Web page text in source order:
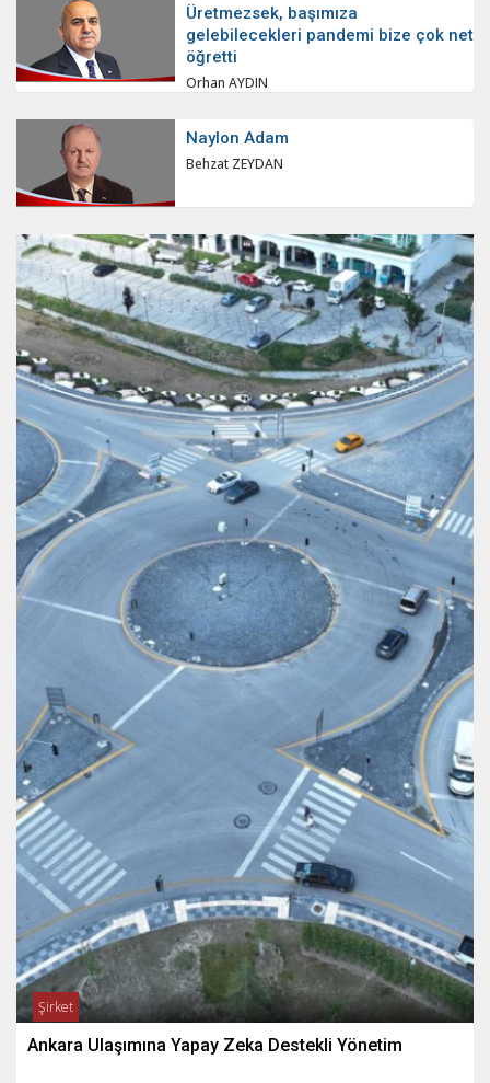
Üretmezsek, başımıza
gelebilecekleri pandemi bize çok net
öğretti
Orhan AYDIN
Naylon Adam
Behzat ZEYDAN
Şirket
Ankara Ulaşımına Yapay Zeka Destekli Yönetim